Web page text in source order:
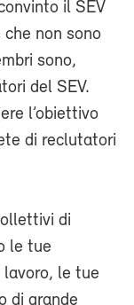
il SEV
non sono
sono,
del SEV.
l’obiettivo
di reclutatori
di
le tue
le tue
di grande